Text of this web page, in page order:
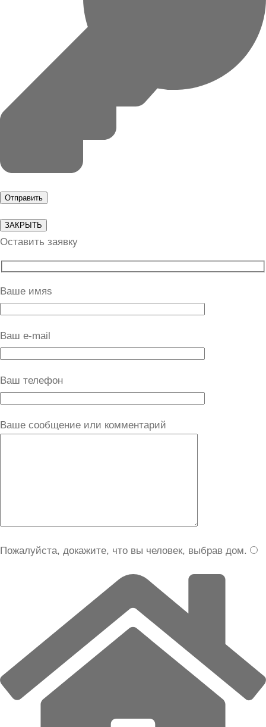
ЗАКРЫТЬ
Оставить заявку
Ваше имяs
Ваш e-mail
Ваш телефон
Ваше сообщение или комментарий
Пожалуйста, докажите, что вы человек, выбрав дом.